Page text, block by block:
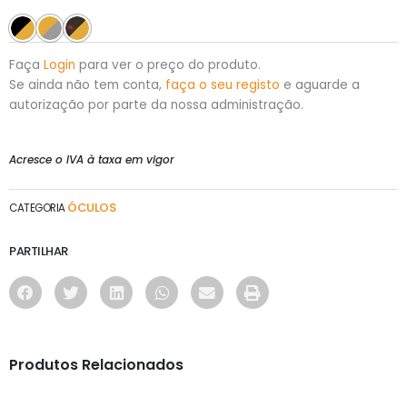
Faça Login para ver o preço do produto.
Se ainda não tem conta, faça o seu registo e aguarde a
autorização por parte da nossa administração.
Acresce o IVA à taxa em vigor
CATEGORIA ÓCULOS
PARTILHAR
Produtos Relacionados